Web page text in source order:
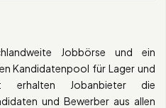
Jobbörse und ein
Kandidatenpool für Lager und
erhalten Jobanbieter die
und Bewerber aus allen